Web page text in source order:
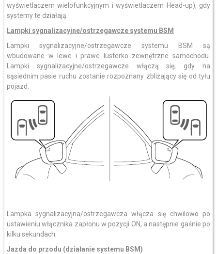
wyświetlaczem wielofunkcyjnym i wyświetlaczem Head-up), gdy
systemy te działają.
Lampki sygnalizacyjne/ostrzegawcze systemu BSM
Lampki sygnalizacyjne/ostrzegawcze systemu BSM są
wbudowane w lewe i prawe lusterko zewnętrzne samochodu.
Lampki sygnalizacyjne/ostrzegawcze włączą się, gdy na
sąsiednim pasie ruchu zostanie rozpoznany zbliżający się od tyłu
pojazd.
Lampka sygnalizacyjna/ostrzegawcza włącza się chwilowo po
ustawieniu włącznika zapłonu w pozycji ON, a następnie gaśnie po
kilku sekundach.
Jazda do przodu (działanie systemu BSM)